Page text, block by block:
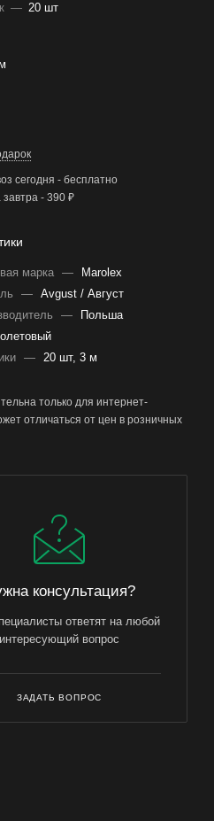
— 20 шт
сегодня - бесплатно
завтра - 390 ₽
марка —
Marolex
— Avgust / Август
—
Польша
— 20 шт, 3 м
только для интернет-
отличаться от цен в розничных
консультация?
ответят на любой
интересующий вопрос
ЗАДАТЬ ВОПРОС